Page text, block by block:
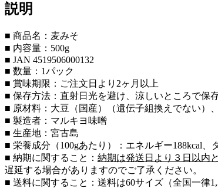
み
そ
（雪
使
用）
個
説明
■ 商品名：麦みそ
■ 内容量：500g
■ JAN 4519506000132
■ 数量：1パック
■ 賞味期限：ご注文日より2ヶ月以上
■ 保存方法：直射日光を避け、涼しいところで保
■ 原材料：大豆（国産）（遺伝子組換えでない）
■ 製造者：マルキヨ味噌
■ 生産地：宮古島
■ 栄養成分（100gあたり）：エネルギー188kcal、
■ 納期に関すること： 納期は発送日より３日以内
遅延する場合がありますのでご了承ください。
■ 送料に関すること：送料は60サイズ（全国一律